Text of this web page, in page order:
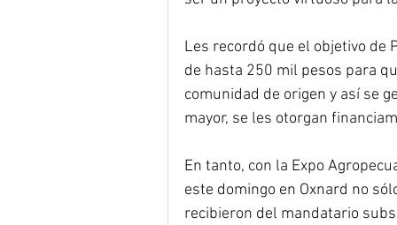
Les recordó que el objetivo de
de hasta 250 mil pesos para
comunidad de origen y así se
mayor, se les otorgan
En tanto, con la Expo
este domingo en Oxnard no
recibieron del mandatario